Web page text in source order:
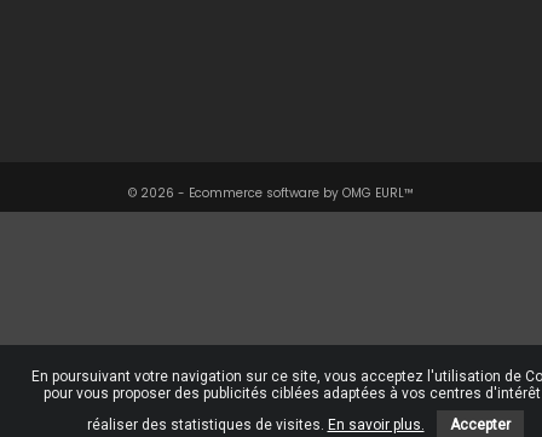
© 2026 - Ecommerce software by OMG EURL™
En poursuivant votre navigation sur ce site, vous acceptez l'utilisation de
pour vous proposer des publicités ciblées adaptées à vos centres
réaliser des statistiques de visites. En savoir plus. Accepter